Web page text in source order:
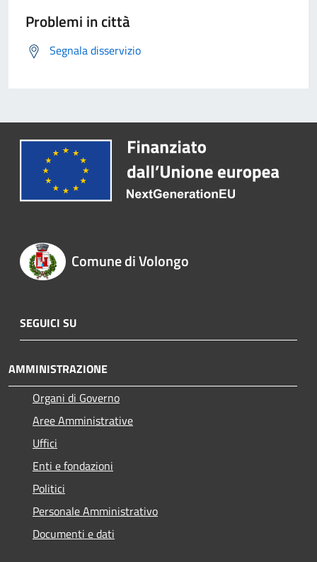
Problemi in città
Segnala disservizio
Comune di Volongo
SEGUICI SU
AMMINISTRAZIONE
Organi di Governo
Aree Amministrative
Uffici
Enti e fondazioni
Politici
Personale Amministrativo
Documenti e dati